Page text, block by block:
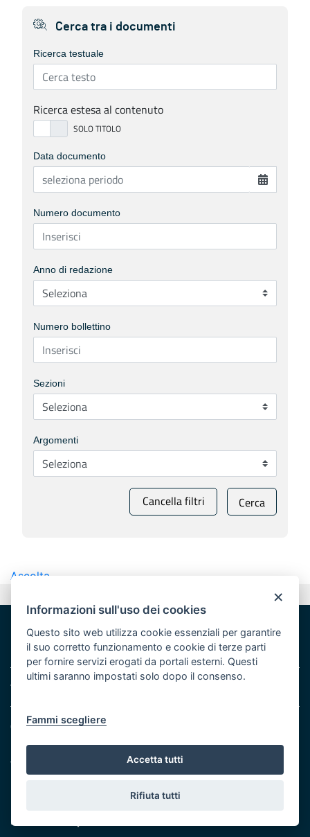
Cerca tra i documenti
Ricerca testuale
Ricerca estesa al contenuto
Data documento
Numero documento
Anno di redazione
Numero bollettino
Sezioni
Argomenti
Cancella filtri Cerca
Ascolta
Area riservata
Contatti e indirizzi
Lungomare N. Sauro, 33 - 70121 Bari
Via G. Gentile, 52 - 70126 Bari
Eventi e Stampa
×
Informazioni sull'uso dei cookies
Questo sito web utilizza cookie essenziali per garantire
il suo corretto funzionamento e cookie di terze parti
per fornire servizi erogati da portali esterni. Questi
ultimi saranno impostati solo dopo il consenso.
Fammi scegliere
Accetta tutti
Rifiuta tutti